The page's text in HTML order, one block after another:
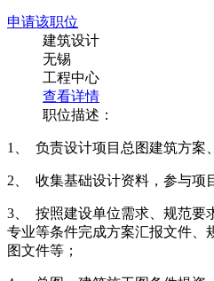
1、 项目前期编写技术措施要求
合甲方对结构形式、基础形式进
2、 结合市场价格，为甲方比选
的支持；
3、 按规范进行结构建模、整体
初步设计、施工图设计、竣工图
4、 做好甲方服务工作，包括项
交底、验收等工作；
5、 参与建设单位或主管部门组
6、 配合市场部的商务、技术工